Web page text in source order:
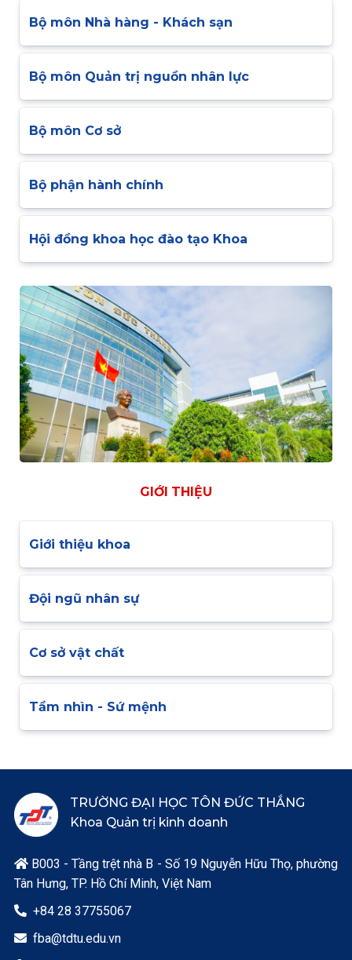
Bộ môn Nhà hàng - Khách sạn
Bộ môn Quản trị nguồn nhân lực
Bộ môn Cơ sở
Bộ phận hành chính
Hội đồng khoa học đào tạo Khoa
GIỚI THIỆU
Giới thiệu khoa
Đội ngũ nhân sự
Cơ sở vật chất
Tầm nhìn - Sứ mệnh
TRƯỜNG ĐẠI HỌC TÔN ĐỨC THẮNG
Khoa Quản trị kinh doanh
B003 - Tầng trệt nhà B - Số 19 Nguyễn Hữu Thọ, phường
Tân Hưng, TP. Hồ Chí Minh, Việt Nam
 +84 28 37755067
 fba@tdtu.edu.vn